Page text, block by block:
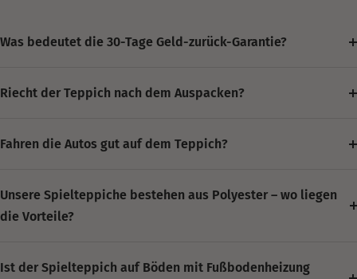
Was bedeutet die 30-Tage Geld-zurück-Garantie?
Riecht der Teppich nach dem Auspacken?
Fahren die Autos gut auf dem Teppich?
Unsere Spielteppiche bestehen aus Polyester – wo liegen
die Vorteile?
Ist der Spielteppich auf Böden mit Fußbodenheizung